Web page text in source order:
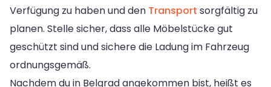
Verfügung zu haben und den Transport sorgfältig zu
planen. Stelle sicher, dass alle Möbelstücke gut
geschützt sind und sichere die Ladung im Fahrzeug
ordnungsgemäß.
Nachdem du in Belgrad angekommen bist, heißt es